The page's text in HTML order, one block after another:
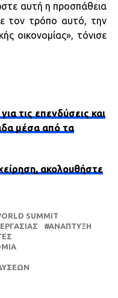
αυτή η προσπάθεια
τον τρόπο αυτό, την
οικονομίας», τόνισε
τις επενδύσεις και
μέσα από τα
ακολουθήστε
SUMMIT
ΑΝΆΠΤΥΞΗ